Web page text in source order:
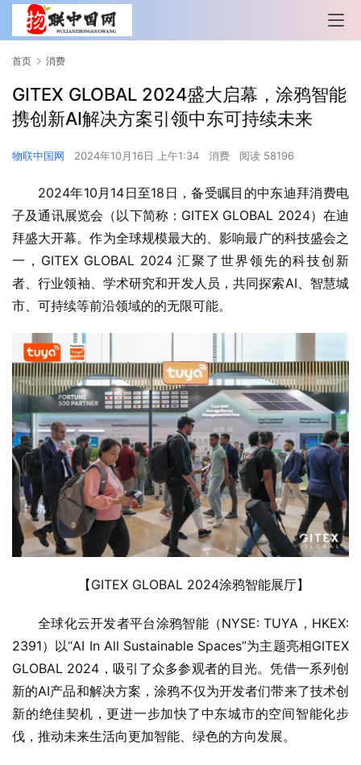
首页 消费
GITEX GLOBAL 2024盛大启幕，涂鸦智能
携创新AI解决方案引领中东可持续未来
物联中国网 2024年10月16日 上午1:34 消费 阅读 58196
2024年10月14日至18日，备受瞩目的中东迪拜消费电
子及通讯展览会（以下简称：GITEX GLOBAL 2024）在迪
拜盛大开幕。作为全球规模最大的、影响最广的科技盛会之
一，GITEX GLOBAL 2024 汇聚了世界领先的科技创新
者、行业领袖、学术研究和开发人员，共同探索AI、智慧城
市、可持续等前沿领域的的无限可能。
【GITEX GLOBAL 2024涂鸦智能展厅】
全球化云开发者平台涂鸦智能（NYSE: TUYA，HKEX:
2391）以“AI In All Sustainable Spaces”为主题亮相GITEX
GLOBAL 2024，吸引了众多参观者的目光。凭借一系列创
新的AI产品和解决方案，涂鸦不仅为开发者们带来了技术创
新的绝佳契机，更进一步加快了中东城市的空间智能化步
伐，推动未来生活向更加智能、绿色的方向发展。